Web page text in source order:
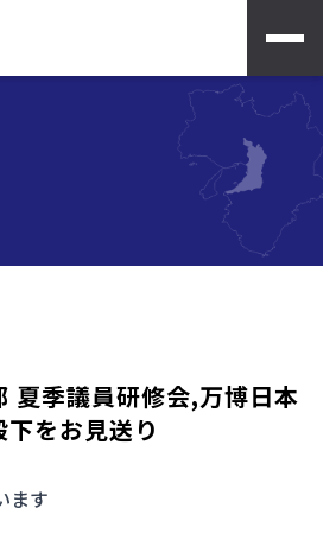
夏季議員研修会,万博日本
をお見送り
ます